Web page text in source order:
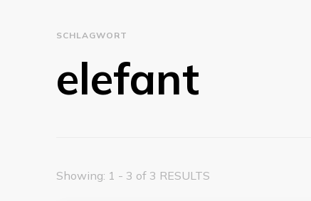
SCHLAGWORT
elefant
Showing: 1 - 3 of 3 RESULTS